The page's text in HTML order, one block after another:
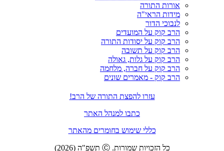
אורות התורה
מידות הראי"ה
לנבוכי הדור
הרב קוק על המועדים
הרב קוק על יסודות התורה
הרב קוק על תשובה
הרב קוק על גלות, גאולה
הרב קוק על חברה, מלחמה
הרב קוק - מאמרים שונים
עזרו להפצת התורה של הרב!
כתבו למנהל האתר
כללי שימוש בחומרים מהאתר
כל הזכויות שמורות. Ⓒ תשפ"ה (2026)